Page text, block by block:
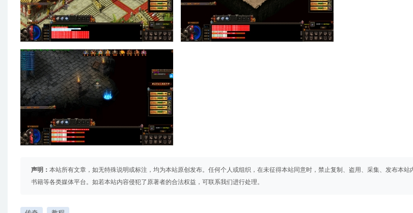
声明： 本站所有文章，如无特殊说明或标注，均为本站原创发布。任何个人或组织，在未征得本站同意时，禁止复制、盗用、采集、发布本站
书籍等各类媒体平台。如若本站内容侵犯了原著者的合法权益，可联系我们进行处理。